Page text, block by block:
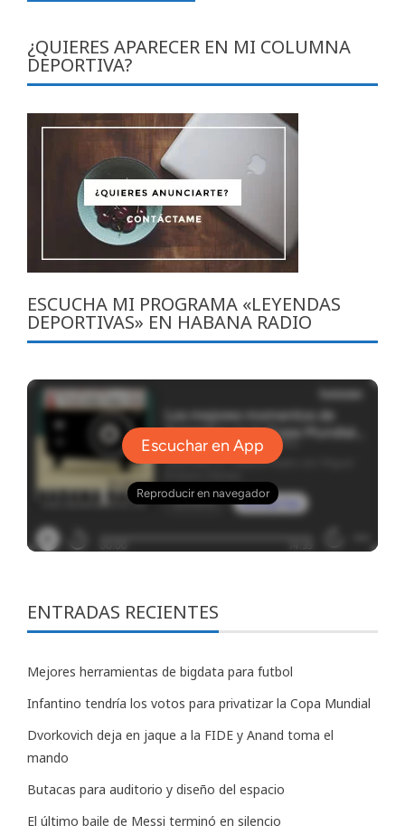
¿QUIERES APARECER EN MI COLUMNA
DEPORTIVA?
ESCUCHA MI PROGRAMA «LEYENDAS
DEPORTIVAS» EN HABANA RADIO
ENTRADAS RECIENTES
Mejores herramientas de bigdata para futbol
Infantino tendría los votos para privatizar la Copa Mundial
Dvorkovich deja en jaque a la FIDE y Anand toma el
mando
Butacas para auditorio y diseño del espacio
El último baile de Messi terminó en silencio